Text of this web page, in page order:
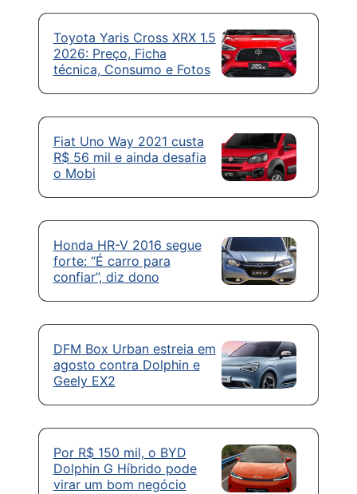
Toyota Yaris Cross XRX 1.5
2026: Preço, Ficha
técnica, Consumo e Fotos
Fiat Uno Way 2021 custa
R$ 56 mil e ainda desafia
o Mobi
Honda HR-V 2016 segue
forte: “É carro para
confiar”, diz dono
DFM Box Urban estreia em
agosto contra Dolphin e
Geely EX2
Por R$ 150 mil, o BYD
Dolphin G Híbrido pode
virar um bom negócio